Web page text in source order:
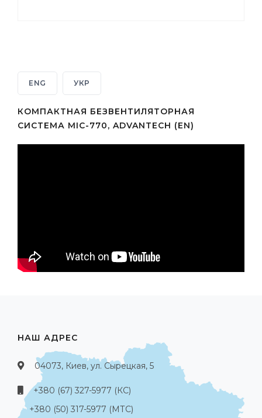
ENG УКР
КОМПАКТНАЯ БЕЗВЕНТИЛЯТОРНАЯ
СИСТЕМА MIC-770, ADVANTECH (EN)
НАШ АДРЕС
04073, Киев, ул. Сырецкая, 5
+380 (67) 327-5977 (КС)
+380 (50) 317-5977 (МТС)